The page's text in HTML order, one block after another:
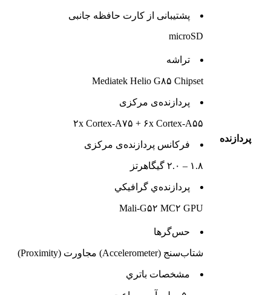
پشتيبانی از کارت حافظه جانبی
microSD
پردازنده
تراشه
Mediatek Helio G۸۵ Chipset
پردازنده‌ی مرکزی
۲x Cortex-A۷۵ + ۶x Cortex-A۵۵
فرکانس پردازنده‌ی مرکزی
۱.۸ – ۲.۰ گیگاهرتز
پردازنده‌ي گرافيکي
Mali-G۵۲ MC۲ GPU
حس‌گرها
شتاب‌سنج (Accelerometer) مجاورت (Proximity)
مشخصات باتري